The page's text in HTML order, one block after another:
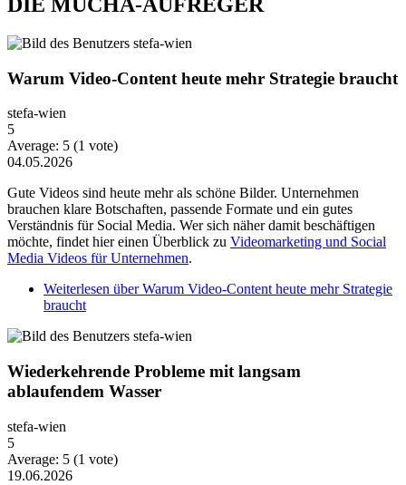
Warum Video-Content heute mehr Strategie braucht
stefa-wien
5
Average: 5 (1 vote)
04.05.2026
Gute Videos sind heute mehr als schöne Bilder. Unternehmen
brauchen klare Botschaften, passende Formate und ein gutes
Verständnis für Social Media. Wer sich näher damit beschäftigen
möchte, findet hier einen Überblick zu Videomarketing und Social
Media Videos für Unternehmen.
Weiterlesen über Warum Video-Content heute mehr Strategie
braucht
Wiederkehrende Probleme mit langsam
ablaufendem Wasser
stefa-wien
5
Average: 5 (1 vote)
19.06.2026